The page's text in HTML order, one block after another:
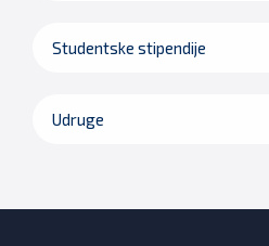
Studentske stipendije
Udruge